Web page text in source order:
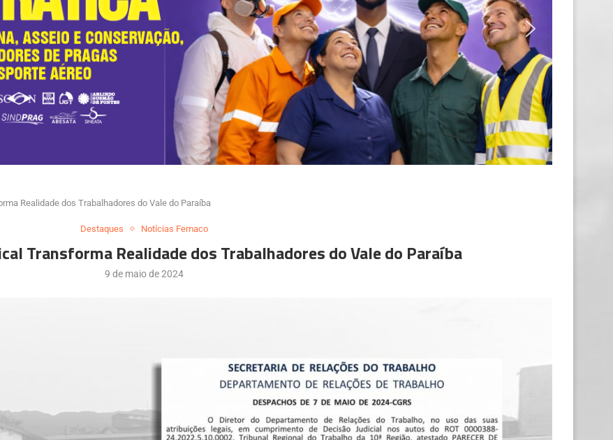
Realidade dos Trabalhadores do Vale do Paraíba
Destaques Notícias Femaco
Transforma Realidade dos Trabalhadores do Vale do Paraíba
9 de maio de 2024